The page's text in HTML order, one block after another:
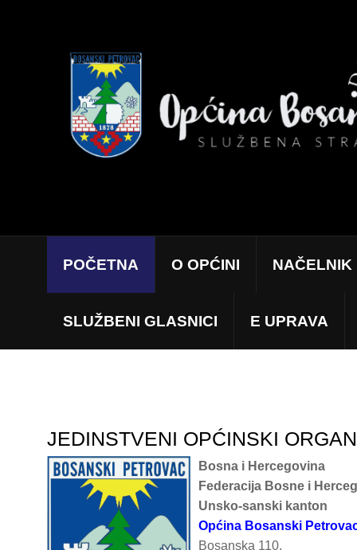
POČETNA O OPĆINI NAČELNIK
SLUŽBENI GLASNICI E UPRAVA
JEDINSTVENI OPĆINSKI
Bosna i Hercegovina
Federacija Bosne i
Unsko-sanski kanton
Općina Bosanski
Bosanska 110,